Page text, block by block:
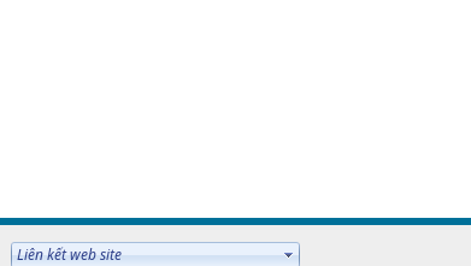
đồ Giải pháp Công nghệ số Việt
Nam